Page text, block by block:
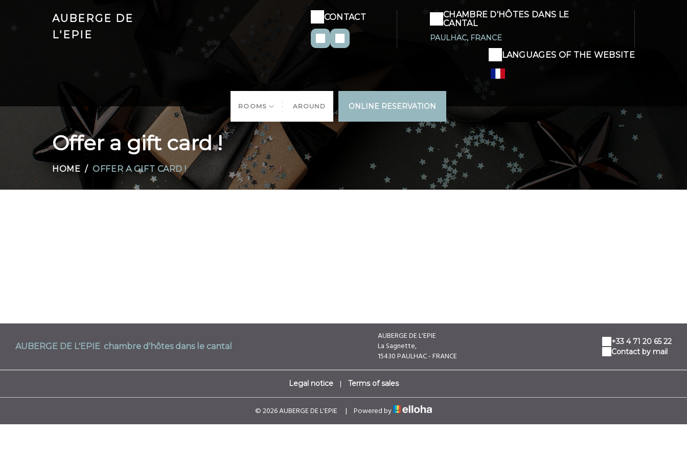
AUBERGE DE
L'EPIE
CONTACT
CHAMBRE D'HÔTES DANS LE
CANTAL
PAULHAC, FRANCE
LANGUAGES OF THE WEBSITE
ROOMS AROUND ONLINE RESERVATION
Offer a gift card !
HOME OFFER A GIFT CARD !
AUBERGE DE L'EPIE chambre d'hôtes dans le cantal
AUBERGE DE L'EPIE
La Sagnette,
15430 PAULHAC - FRANCE
+33 4 71 20 65 22
Contact by mail
Legal notice | Terms of sales
© 2026 AUBERGE DE L'EPIE | Powered by